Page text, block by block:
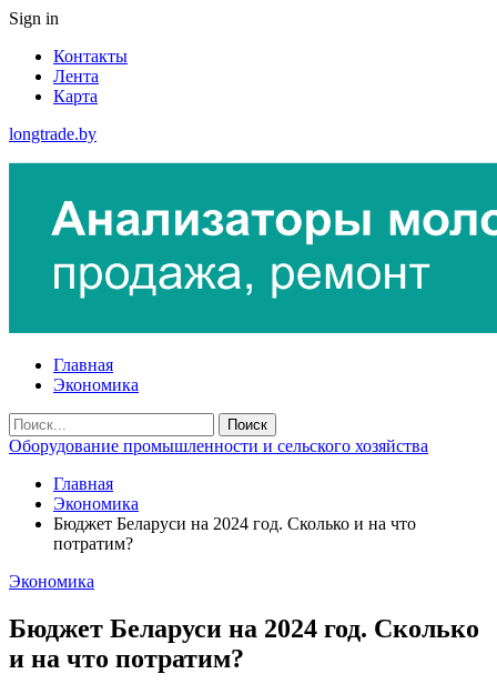
Sign in
Контакты
Лента
Карта
longtrade.by
Главная
Экономика
Оборудование промышленности и сельского хозяйства
Главная
Экономика
Бюджет Беларуси на 2024 год. Сколько и на что
потратим?
Экономика
Бюджет Беларуси на 2024 год. Сколько
и на что потратим?